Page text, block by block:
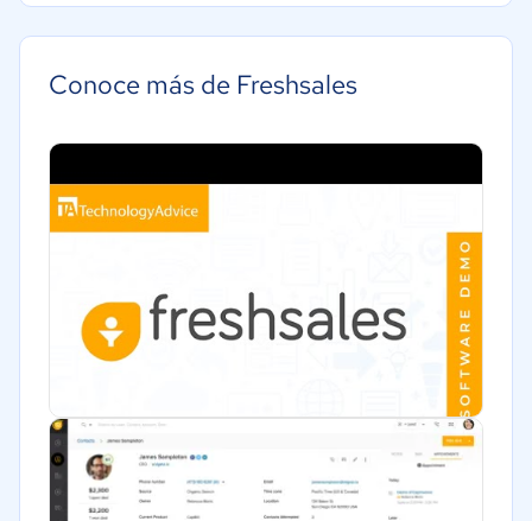
Seguros
Legales
Farmacéutica
Software / TI
Alimentaria
Salud
Gobierno
Conoce más de Freshsales